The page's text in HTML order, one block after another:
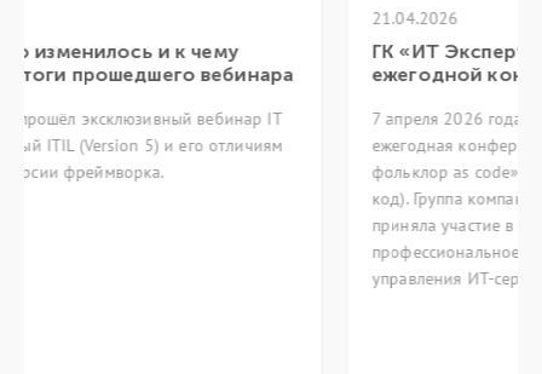
ГК «ИТ Эксперт» приняла участие в XVI
ежегодной конференции itSMF 2026
7 апреля 2026 года в Москве состоялась XVI
ежегодная конференция itSMF «Методологический
фольклор as code» (Методологический фольклор как
код). Группа компаний ИТ Эксперт традиционно
приняла участие в мероприятии, объединяющем
профессиональное сообщество в области